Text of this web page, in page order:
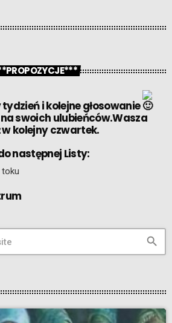
i kolejne głosowanie
swoich ulubieńców.Wasza
w kolejny czwartek.
następnej Listy:
search